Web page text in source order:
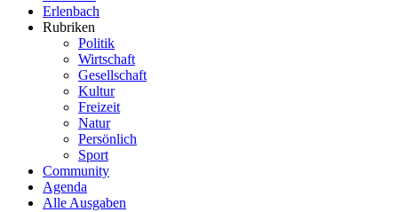
Erlenbach
Rubriken
Politik
Wirtschaft
Gesellschaft
Kultur
Freizeit
Natur
Persönlich
Sport
Community
Agenda
Alle Ausgaben